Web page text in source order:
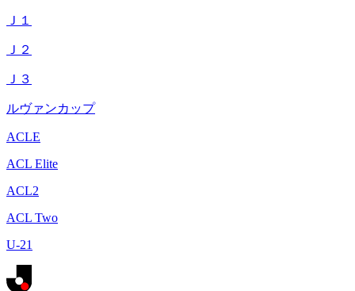
Ｊ１
Ｊ２
Ｊ３
ルヴァンカップ
ACLE
ACL Elite
ACL2
ACL Two
U-21